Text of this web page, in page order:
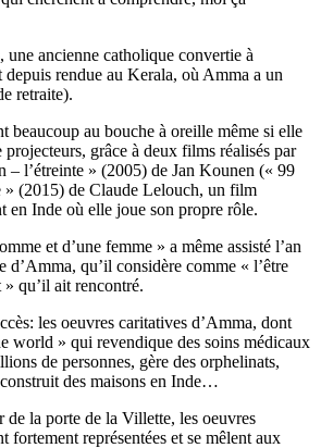
une ancienne catholique convertie à
depuis rendue au Kerala, où Amma a un
retraite).
beaucoup au bouche à oreille même si elle
grâce à deux films réalisés par
– l’étreinte » (2005) de Jan Kounen (« 99
» (2015) de Claude Lelouch, un film
en Inde où elle joue son propre rôle.
et d’une femme » a même assisté l’an
d’Amma, qu’il considère comme « l’être
qu’il ait rencontré.
les oeuvres caritatives d’Amma, dont
world » qui revendique des soins médicaux
de personnes, gère des orphelinats,
des maisons en Inde…
de la porte de la Villette, les oeuvres
fortement représentées et se mêlent aux